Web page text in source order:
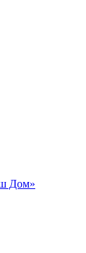
Дом»